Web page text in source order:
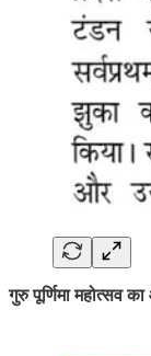
गुरु पूर्णिमा